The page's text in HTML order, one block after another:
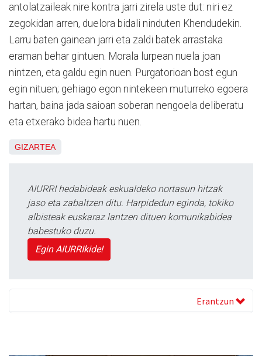
antolatzaileak nire kontra jarri zirela uste dut: niri ez
zegokidan arren, duelora bidali ninduten Khendudekin.
Larru baten gainean jarri eta zaldi batek arrastaka
eraman behar gintuen. Morala lurpean nuela joan
nintzen, eta galdu egin nuen. Purgatorioan bost egun
egin nituen; gehiago egon nintekeen muturreko egoera
hartan, baina jada saioan soberan nengoela deliberatu
eta etxerako bidea hartu nuen.
GIZARTEA
AIURRI hedabideak eskualdeko nortasun hitzak
jaso eta zabaltzen ditu. Harpidedun eginda, tokiko
albisteak euskaraz lantzen dituen komunikabidea
babestuko duzu.
Egin AIURRIkide!
Erantzun